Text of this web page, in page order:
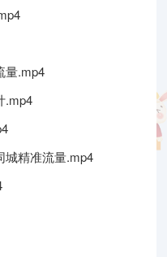
量.mp4
.mp4
城精准流量.mp4